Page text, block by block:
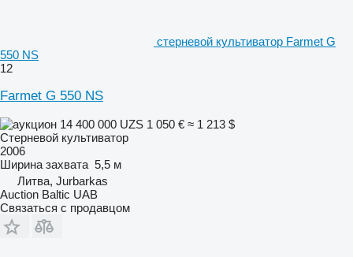
стерневой культиватор Farmet G
550 NS
12
Farmet G 550 NS
14 400 000 UZS 1 050 € ≈ 1 213 $
Стерневой культиватор
2006
Ширина захвата 5,5 м
Литва, Jurbarkas
Auction Baltic UAB
Связаться с продавцом